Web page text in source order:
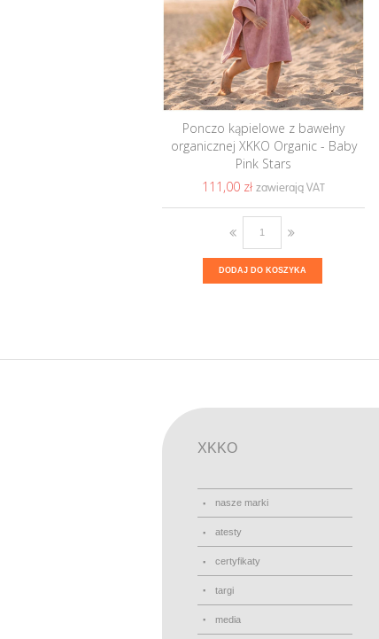
Ponczo kąpielowe z bawełny
organicznej XKKO Organic - Baby
Pink Stars
111,00 ‎zł
DODAJ DO KOSZYKA
XKKO
nasze marki
atesty
certyfikaty
targi
media